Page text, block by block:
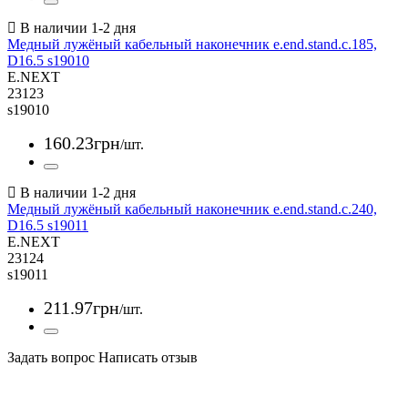
Медный лужёный кабельный наконечник e.end.stand.c.185,
D16.5 s19010
E.NEXT
23123
s19010
160.23грн/шт.
Медный лужёный кабельный наконечник e.end.stand.c.240,
D16.5 s19011
E.NEXT
23124
s19011
211.97грн/шт.
Задать вопрос Написать отзыв